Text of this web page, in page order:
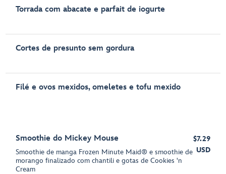
Torrada com abacate e parfait de iogurte
Cortes de presunto sem gordura
Filé e ovos mexidos, omeletes e tofu mexido
Smoothie do Mickey Mouse
Smoothie de manga Frozen Minute Maid® e smoothie de
morango finalizado com chantili e gotas de Cookies 'n
Cream
$7.29
USD